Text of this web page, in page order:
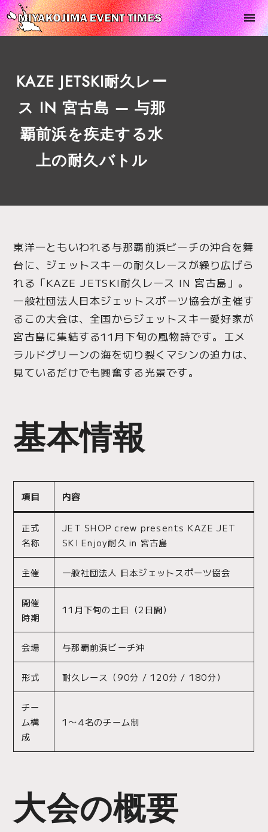
KAZE JETSKI耐久レー
ス IN 宮古島 — 与那
覇前浜を疾走する水
上の耐久バトル
東洋一ともいわれる与那覇前浜ビーチの沖合を舞
台に、ジェットスキーの耐久レースが繰り広げら
れる「KAZE JETSKI耐久レース IN 宮古島」。
一般社団法人日本ジェットスポーツ協会が主催す
るこの大会は、全国からジェットスキー愛好家が
宮古島に集結する11月下旬の風物詩です。エメ
ラルドグリーンの海を切り裂くマシンの迫力は、
見ているだけでも興奮する光景です。
基本情報
項目 内容
正式
名称
JET SHOP crew presents KAZE JET
SKI Enjoy耐久 in 宮古島
主催 一般社団法人 日本ジェットスポーツ協会
開催
時期
11月下旬の土日（2日間）
会場 与那覇前浜ビーチ沖
形式 耐久レース（90分 / 120分 / 180分）
チー
ム構
成
1〜4名のチーム制
大会の概要